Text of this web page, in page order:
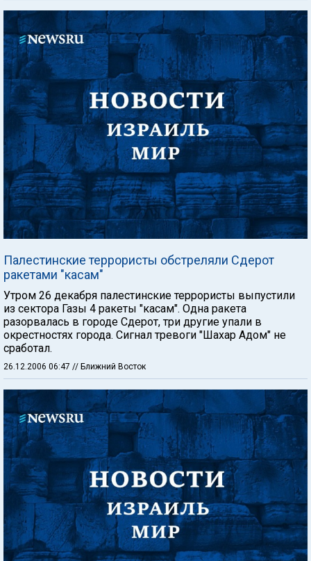
Палестинские террористы обстреляли Сдерот
ракетами "касам"
Утром 26 декабря палестинские террористы выпустили
из сектора Газы 4 ракеты "касам". Одна ракета
разорвалась в городе Сдерот, три другие упали в
окрестностях города. Сигнал тревоги "Шахар Адом" не
сработал.
26.12.2006 06:47 // Ближний Восток